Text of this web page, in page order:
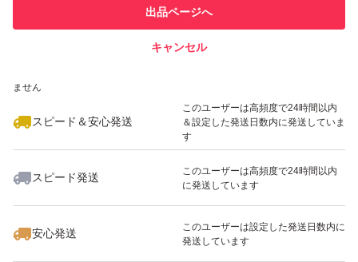
での取引実績があります
ません
スピード＆安心発送
このユーザーは高頻度で24時間以内
＆設定した発送日数内に発送していま
す
スピード発送
このユーザーは高頻度で24時間以内
に発送しています
安心発送
このユーザーは設定した発送日数内に
発送しています
出品ページへ
キャンセル
いいね！
1,700